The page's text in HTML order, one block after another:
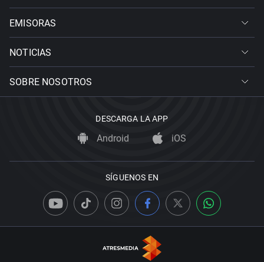
EMISORAS
NOTICIAS
SOBRE NOSOTROS
DESCARGA LA APP
Android iOS
SÍGUENOS EN